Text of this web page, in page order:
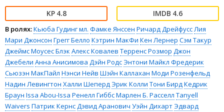
4.8 4.6
В ролях:Кьюба Гудинг мл. Фамке Янссен Ричард ДрейфуссЛия
Мари Джонсон Грегг Белло Кэтрин МакФи Кен Лернер Сэм Такур
Джеймс Моусес Блэк Алекс Ковалев Терренс Розмор Джон
Джебели Анна Анисимова Дэйн РодсЭнтони Майкл Фредерик
Сьюзэн МакПайл Нэнси Нейв Шэйн Каллахан Моди Розенфельд
Надин Левингтон Халли ШепердЭрик Колли Тони БирдКедрик
Браун Issa Abou-Issa Ренелл ГиббсМарлен Б. Расселл Tanyell
Waivers Патрик КернсДэвид Аранович Уэйн ДихартЭдвард